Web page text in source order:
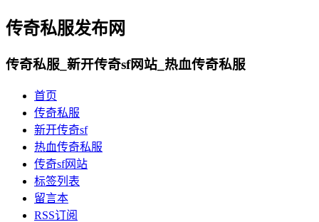
传奇私服发布网
传奇私服_新开传奇sf网站_热血传奇私服
首页
传奇私服
新开传奇sf
热血传奇私服
传奇sf网站
标签列表
留言本
RSS订阅